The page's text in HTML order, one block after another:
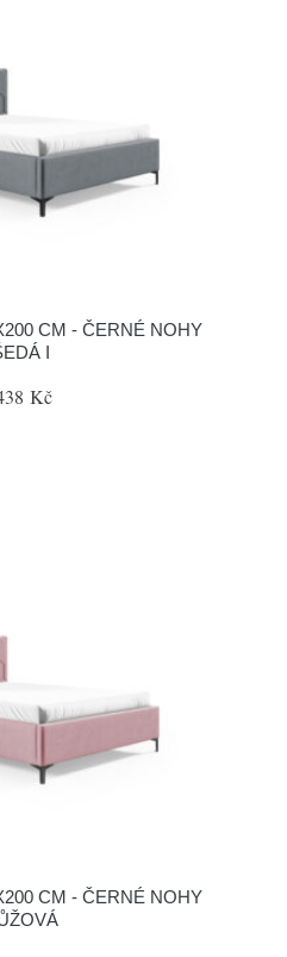
CM - ČERNÉ NOHY
I
Kč
CM - ČERNÉ NOHY